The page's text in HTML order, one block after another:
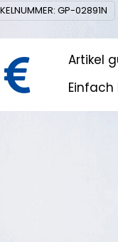
GP-02891N
Artikel